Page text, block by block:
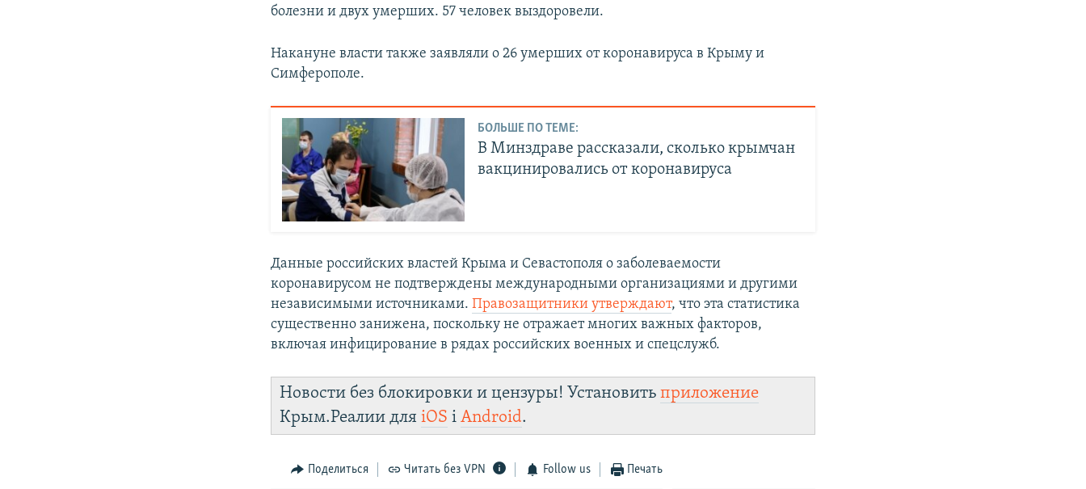
болезни и двух умерших. 57 человек выздоровели.
Накануне власти также заявляли о 26 умерших от коронавируса в Крыму и
Симферополе.
БОЛЬШЕ ПО ТЕМЕ:
В Минздраве рассказали, сколько крымчан
вакцинировались от коронавируса
Данные российских властей Крыма и Севастополя о заболеваемости
коронавирусом не подтверждены международными организациями и другими
независимыми источниками.Правозащитники утверждают, что эта статистика
существенно занижена, поскольку не отражает многих важных факторов,
включая инфицирование в рядах российских военных и спецслужб.
Новости без блокировки и цензуры! Установитьприложение
Крым.Реалии дляiOS іAndroid.
Поделиться Читать без VPN Follow us Печать